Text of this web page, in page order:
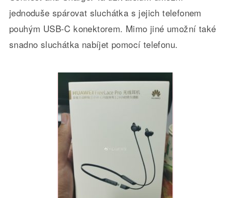
jednoduše spárovat sluchátka s jejich telefonem
pouhým USB-C konektorem. Mimo jiné umožní také
snadno sluchátka nabíjet pomocí telefonu.